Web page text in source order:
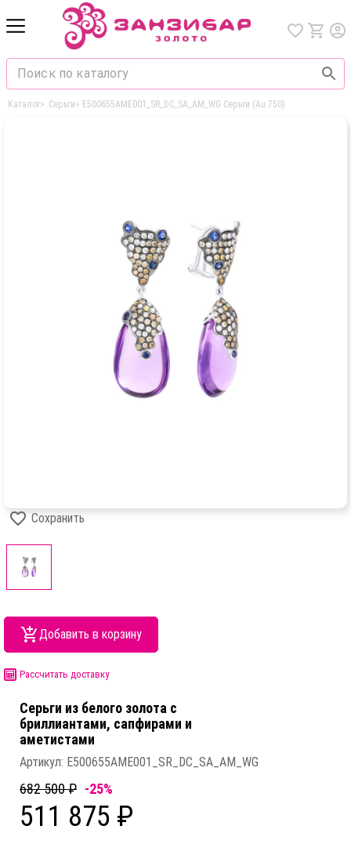
Каталог> Серьги> E500655AME001_SR_DC_SA_AM_WG Серьги (Au 750)
Сохранить
Добавить в корзину
Рассчитать доставку
Серьги из белого золота c
бриллиантами, сапфирами и
аметистами
Артикул: E500655AME001_SR_DC_SA_AM_WG
682 500 ₽ -25%
511 875 ₽